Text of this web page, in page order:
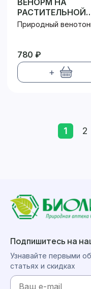
ВЕНОРМ НА
РАСТИТЕЛЬНОЙ
КЛЕТЧАТКЕ
Природный
780 ₽
+
1 2
Подпишитесь на
Узнавайте первыми
статьях и скидках